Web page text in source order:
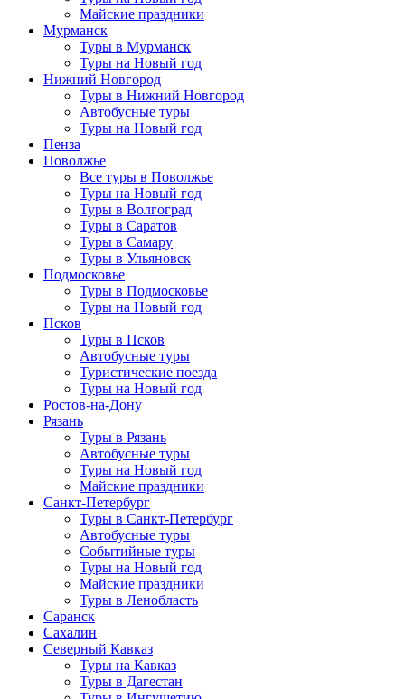
Майские праздники
Мурманск
Туры в Мурманск
Туры на Новый год
Нижний Новгород
Туры в Нижний Новгород
Автобусные туры
Туры на Новый год
Пенза
Поволжье
Все туры в Поволжье
Туры на Новый год
Туры в Волгоград
Туры в Саратов
Туры в Самару
Туры в Ульяновск
Подмосковье
Туры в Подмосковье
Туры на Новый год
Псков
Туры в Псков
Автобусные туры
Туристические поезда
Туры на Новый год
Ростов-на-Дону
Рязань
Туры в Рязань
Автобусные туры
Туры на Новый год
Майские праздники
Санкт-Петербург
Туры в Санкт-Петербург
Автобусные туры
Событийные туры
Туры на Новый год
Майские праздники
Туры в Ленобласть
Саранск
Сахалин
Северный Кавказ
Туры на Кавказ
Туры в Дагестан